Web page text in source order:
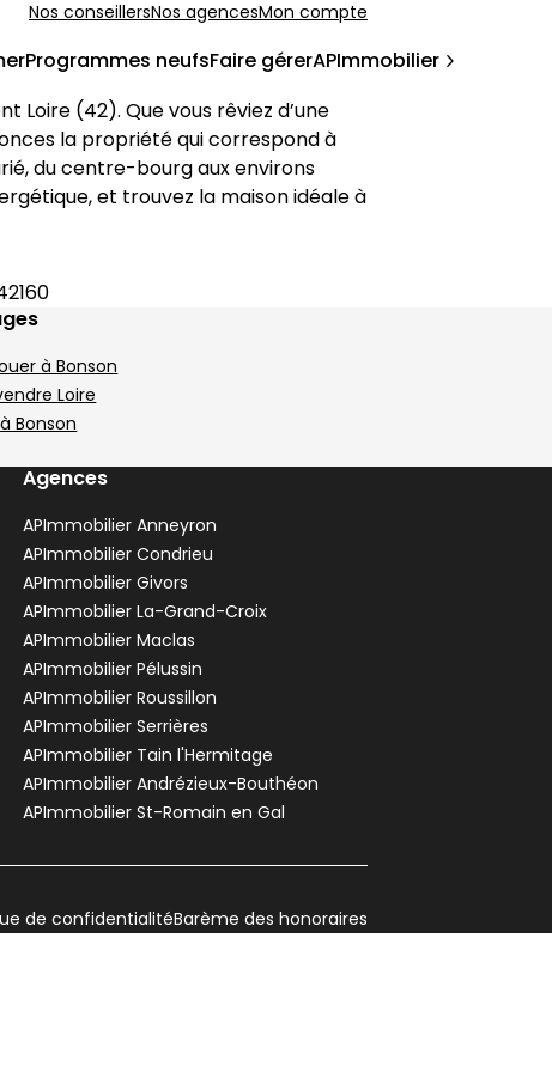
Nos conseillersNos agencesMon compte
Programmes neufsFaire gérerAPImmobilier
Andrézieux-Bouthéon
Loire (42). Que vous rêviez d’une
la propriété qui correspond à
du centre-bourg aux environs
à Bonson
Loire
Bonson
Agences
APImmobilier Anneyron
APImmobilier Condrieu
APImmobilier Givors
APImmobilier La-Grand-Croix
APImmobilier Maclas
APImmobilier Pélussin
APImmobilier Roussillon
APImmobilier Serrières
APImmobilier Tain l'Hermitage
APImmobilier Andrézieux-Bouthéon
APImmobilier St-Romain en Gal
de confidentialitéBarème des honoraires